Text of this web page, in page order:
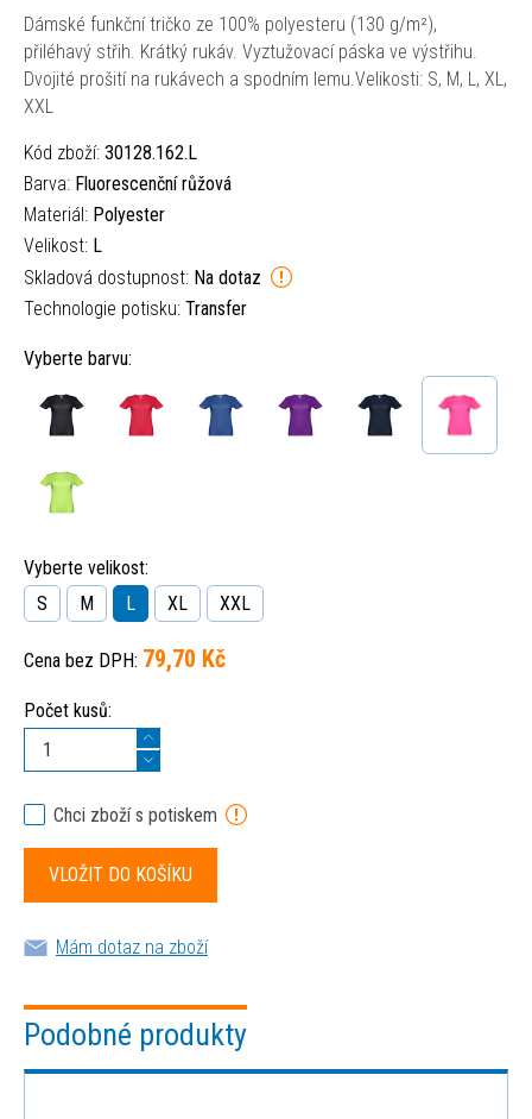
Dámské funkční tričko ze 100% polyesteru (130 g/m²),
přiléhavý střih. Krátký rukáv. Vyztužovací páska ve výstřihu.
Dvojité prošití na rukávech a spodním lemu.Velikosti: S, M, L, XL,
XXL
Kód zboží: 30128.162.L
Barva: Fluorescenční růžová
Materiál: Polyester
Velikost: L
Skladová dostupnost: Na dotaz
Technologie potisku: Transfer
Vyberte barvu:
Vyberte velikost:
S
M L XL XXL
Cena bez DPH: 79,70 Kč
Počet kusů:
Chci zboží s potiskem
Mám dotaz na zboží
Podobné produkty